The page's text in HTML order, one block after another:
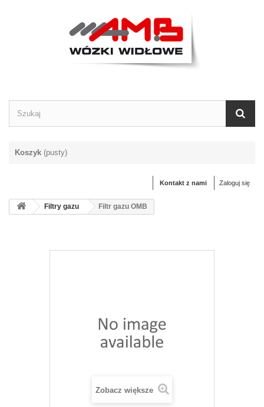
Koszyk (pusty)
Zaloguj się
Kontakt z nami
Filtry gazu Filtr gazu OMB
Zobacz większe